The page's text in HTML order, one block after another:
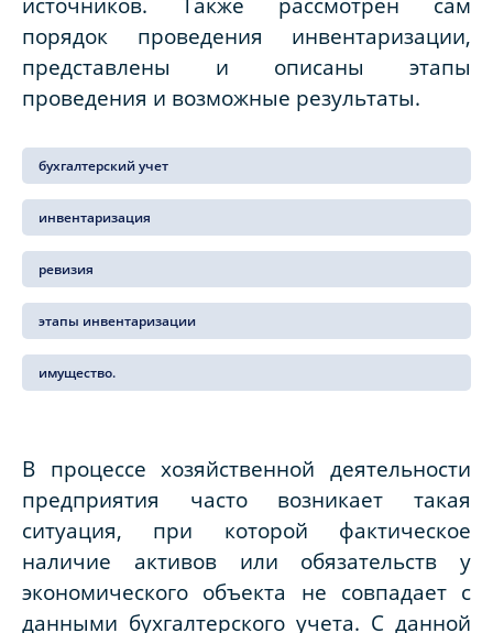
порядок проведения инвентаризации,
представлены и описаны этапы
проведения и возможные результаты.
бухгалтерский учет
инвентаризация
ревизия
этапы инвентаризации
имущество.
В процессе хозяйственной деятельности
предприятия часто возникает такая
ситуация, при которой фактическое
наличие активов или обязательств у
экономического объекта не совпадает с
данными бухгалтерского учета. С данной